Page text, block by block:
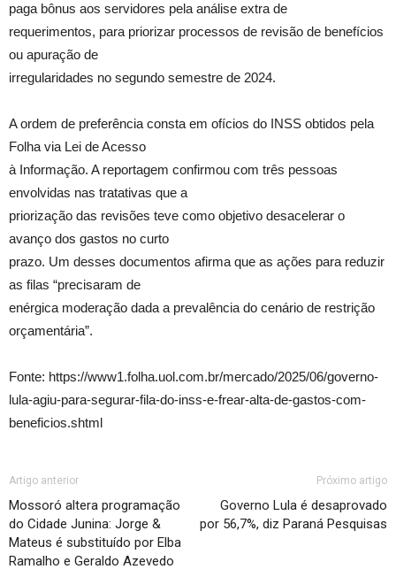
paga bônus aos servidores pela análise extra de
requerimentos, para priorizar processos de revisão de benefícios
ou apuração de
irregularidades no segundo semestre de 2024.
A ordem de preferência consta em ofícios do INSS obtidos pela
Folha via Lei de Acesso
à Informação. A reportagem confirmou com três pessoas
envolvidas nas tratativas que a
priorização das revisões teve como objetivo desacelerar o
avanço dos gastos no curto
prazo. Um desses documentos afirma que as ações para reduzir
as filas “precisaram de
enérgica moderação dada a prevalência do cenário de restrição
orçamentária”.
Fonte: https://www1.folha.uol.com.br/mercado/2025/06/governo-
lula-agiu-para-segurar-fila-do-inss-e-frear-alta-de-gastos-com-
beneficios.shtml
Artigo anterior
Mossoró altera programação
do Cidade Junina: Jorge &
Mateus é substituído por Elba
Ramalho e Geraldo Azevedo
Próximo artigo
Governo Lula é desaprovado
por 56,7%, diz Paraná Pesquisas